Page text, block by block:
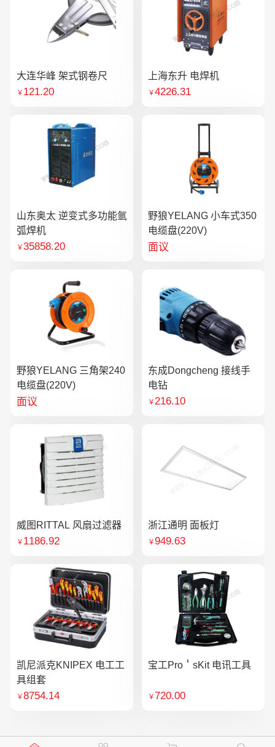
大连华峰 架式钢卷尺
￥ 121.20
上海东升 电焊机
￥4226.31
山东奥太 逆变式多功能氩
弧焊机
￥35858.20
野狼YELANG 小车式350
电缆盘(220V)
面议
野狼YELANG 三角架240
电缆盘(220V)
面议
东成Dongcheng 接线手
电钻
￥216.10
威图RITTAL 风扇过滤器
￥ 1186.92
浙江通明 面板灯
￥949.63
凯尼派克KNIPEX 电工工
具组套
￥8754.14
宝工Pro＇sKit 电讯工具
￥720.00